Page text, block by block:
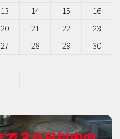
13 14 15
16
20 21 22
23
27 28 29
30